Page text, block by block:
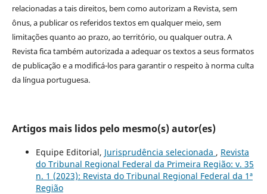
relacionadas a tais direitos, bem como autorizam a Revista, sem
ônus, a publicar os referidos textos em qualquer meio, sem
limitações quanto ao prazo, ao território, ou qualquer outra. A
Revista fica também autorizada a adequar os textos a seus formatos
de publicação e a modificá-los para garantir o respeito à norma culta
da língua portuguesa.
Artigos mais lidos pelo mesmo(s) autor(es)
Equipe Editorial, Jurisprudência selecionada , Revista
do Tribunal Regional Federal da Primeira Região: v. 35
n. 1 (2023): Revista do Tribunal Regional Federal da 1ª
Região